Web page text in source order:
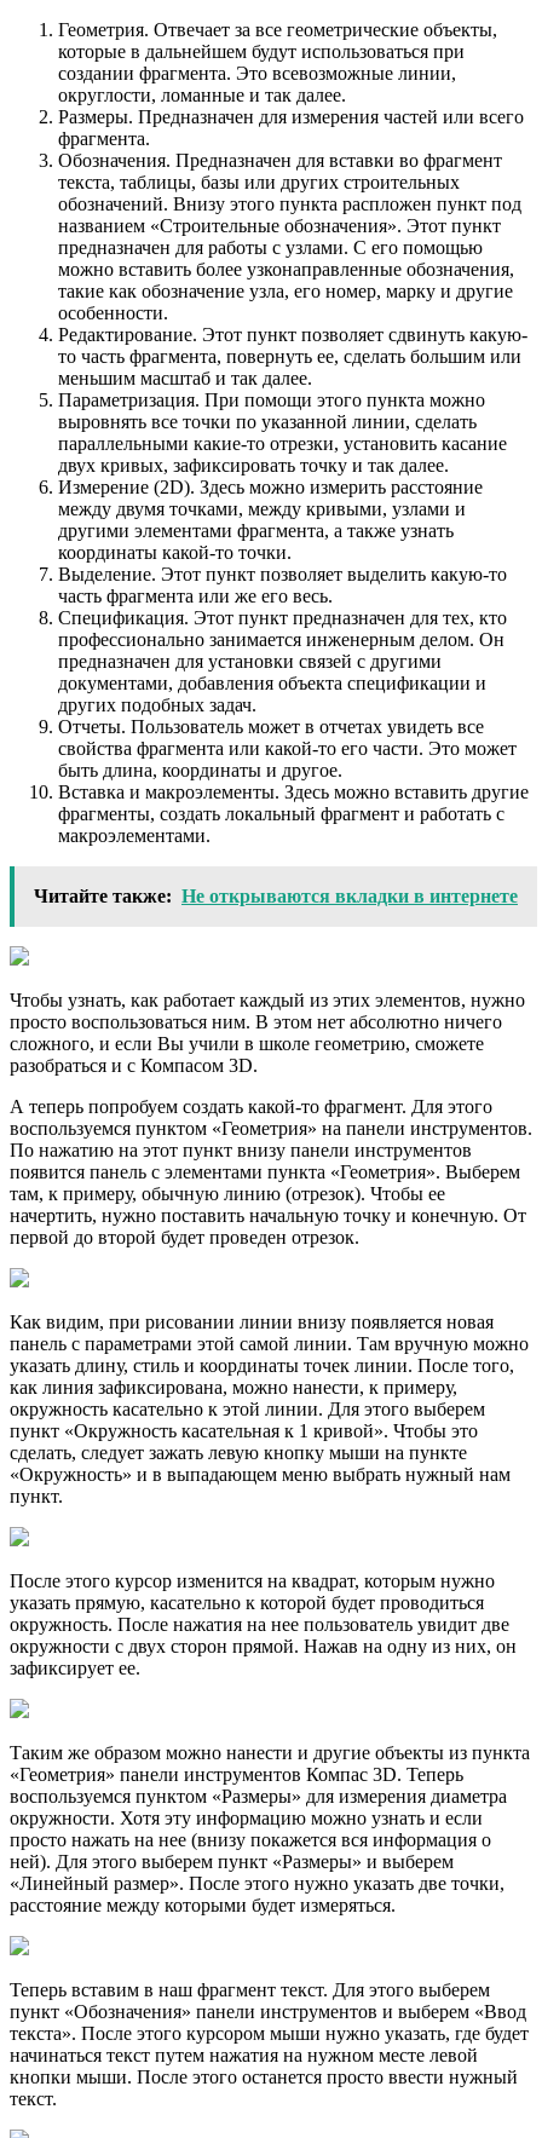
Геометрия. Отвечает за все геометрические объекты,
которые в дальнейшем будут использоваться при
создании фрагмента. Это всевозможные линии,
округлости, ломанные и так далее.
Размеры. Предназначен для измерения частей или всего
фрагмента.
Обозначения. Предназначен для вставки во фрагмент
текста, таблицы, базы или других строительных
обозначений. Внизу этого пункта распложен пункт под
названием «Строительные обозначения». Этот пункт
предназначен для работы с узлами. С его помощью
можно вставить более узконаправленные обозначения,
такие как обозначение узла, его номер, марку и другие
особенности.
Редактирование. Этот пункт позволяет сдвинуть какую-
то часть фрагмента, повернуть ее, сделать большим или
меньшим масштаб и так далее.
Параметризация. При помощи этого пункта можно
выровнять все точки по указанной линии, сделать
параллельными какие-то отрезки, установить касание
двух кривых, зафиксировать точку и так далее.
Измерение (2D). Здесь можно измерить расстояние
между двумя точками, между кривыми, узлами и
другими элементами фрагмента, а также узнать
координаты какой-то точки.
Выделение. Этот пункт позволяет выделить какую-то
часть фрагмента или же его весь.
Спецификация. Этот пункт предназначен для тех, кто
профессионально занимается инженерным делом. Он
предназначен для установки связей с другими
документами, добавления объекта спецификации и
других подобных задач.
Отчеты. Пользователь может в отчетах увидеть все
свойства фрагмента или какой-то его части. Это может
быть длина, координаты и другое.
Вставка и макроэлементы. Здесь можно вставить другие
фрагменты, создать локальный фрагмент и работать с
макроэлементами.
Читайте также: Не открываются вкладки в интернете
Чтобы узнать, как работает каждый из этих элементов, нужно
просто воспользоваться ним. В этом нет абсолютно ничего
сложного, и если Вы учили в школе геометрию, сможете
разобраться и с Компасом 3D.
А теперь попробуем создать какой-то фрагмент. Для этого
воспользуемся пунктом «Геометрия» на панели инструментов.
По нажатию на этот пункт внизу панели инструментов
появится панель с элементами пункта «Геометрия». Выберем
там, к примеру, обычную линию (отрезок). Чтобы ее
начертить, нужно поставить начальную точку и конечную. От
первой до второй будет проведен отрезок.
Как видим, при рисовании линии внизу появляется новая
панель с параметрами этой самой линии. Там вручную можно
указать длину, стиль и координаты точек линии. После того,
как линия зафиксирована, можно нанести, к примеру,
окружность касательно к этой линии. Для этого выберем
пункт «Окружность касательная к 1 кривой». Чтобы это
сделать, следует зажать левую кнопку мыши на пункте
«Окружность» и в выпадающем меню выбрать нужный нам
пункт.
После этого курсор изменится на квадрат, которым нужно
указать прямую, касательно к которой будет проводиться
окружность. После нажатия на нее пользователь увидит две
окружности с двух сторон прямой. Нажав на одну из них, он
зафиксирует ее.
Таким же образом можно нанести и другие объекты из пункта
«Геометрия» панели инструментов Компас 3D. Теперь
воспользуемся пунктом «Размеры» для измерения диаметра
окружности. Хотя эту информацию можно узнать и если
просто нажать на нее (внизу покажется вся информация о
ней). Для этого выберем пункт «Размеры» и выберем
«Линейный размер». После этого нужно указать две точки,
расстояние между которыми будет измеряться.
Теперь вставим в наш фрагмент текст. Для этого выберем
пункт «Обозначения» панели инструментов и выберем «Ввод
текста». После этого курсором мыши нужно указать, где будет
начинаться текст путем нажатия на нужном месте левой
кнопки мыши. После этого останется просто ввести нужный
текст.